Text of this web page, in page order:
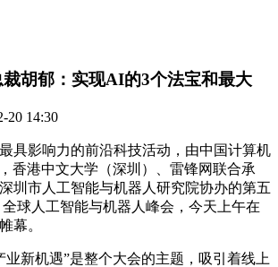
胡郁：实现AI的3个法宝和最大
20 14:30
影响力的前沿科技活动，由中国计算机
香港中文大学（深圳）、雷锋网联合承
圳市人工智能与机器人研究院协办的第五
全球人工智能与机器人峰会，今天上午在
幕。
机遇”是整个大会的主题，吸引着线上